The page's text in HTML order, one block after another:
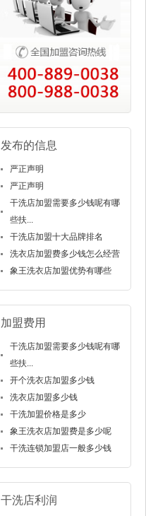
发布的信息
严正声明
严正声明
干洗店加盟需要多少钱呢有哪
些扶...
干洗店加盟十大品牌排名
洗衣店加盟费多少钱怎么经营
象王洗衣店加盟优势有哪些
加盟费用
干洗店加盟需要多少钱呢有哪
些扶...
开个洗衣店加盟多少钱
洗衣店加盟多少钱
干洗加盟价格是多少
象王洗衣店加盟费是多少呢
干洗连锁加盟店一般多少钱
干洗店利润